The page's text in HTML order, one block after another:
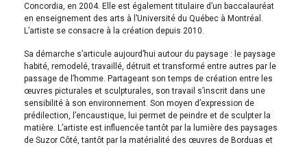
Concordia, en 2004. Elle est également titulaire d’un baccalauréat
en enseignement des arts à l’Université du Québec à Montréal.
L’artiste se consacre à la création depuis 2010.
Sa démarche s’articule aujourd’hui autour du paysage : le paysage
habité, remodelé, travaillé, détruit et transformé entre autres par le
passage de l’homme. Partageant son temps de création entre les
œuvres picturales et sculpturales, son travail s’inscrit dans une
sensibilité à son environnement. Son moyen d’expression de
prédilection, l’encaustique, lui permet de peindre et de sculpter la
matière. L’artiste est influencée tantôt par la lumière des paysages
de Suzor Côté, tantôt par la matérialité des œuvres de Borduas et